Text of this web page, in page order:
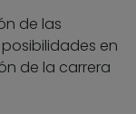
de las
en
de la carrera